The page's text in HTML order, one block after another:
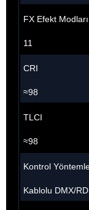
FX Efekt Modları
11
CRI
≈98
TLCI
≈98
Kontrol
Kablolu DMX/